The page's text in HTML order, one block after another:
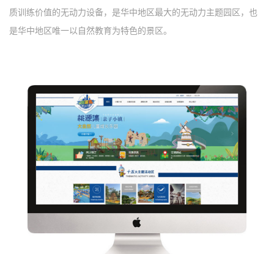
质训练价值的无动力设备，是华中地区最大的无动力主题园区，也
是华中地区唯一以自然教育为特色的景区。